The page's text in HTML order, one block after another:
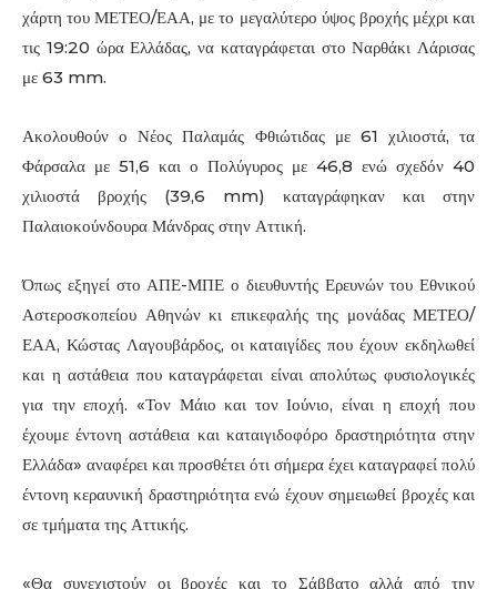
χάρτη του ΜΕΤΕΟ/ΕΑΑ, με το μεγαλύτερο ύψος βροχής μέχρι και
τις 19:20 ώρα Ελλάδας, να καταγράφεται στο Ναρθάκι Λάρισας
με 63 mm.
Ακολουθούν ο Νέος Παλαμάς Φθιώτιδας με 61 χιλιοστά, τα
Φάρσαλα με 51,6 και ο Πολύγυρος με 46,8 ενώ σχεδόν 40
χιλιοστά βροχής (39,6 mm) καταγράφηκαν και στην
Παλαιοκούνδουρα Μάνδρας στην Αττική.
Όπως εξηγεί στο ΑΠΕ-ΜΠΕ ο διευθυντής Ερευνών του Εθνικού
Αστεροσκοπείου Αθηνών κι επικεφαλής της μονάδας ΜΕΤΕΟ/
ΕΑΑ, Κώστας Λαγουβάρδος, οι καταιγίδες που έχουν εκδηλωθεί
και η αστάθεια που καταγράφεται είναι απολύτως φυσιολογικές
για την εποχή. «Τον Μάιο και τον Ιούνιο, είναι η εποχή που
έχουμε έντονη αστάθεια και καταιγιδοφόρο δραστηριότητα στην
Ελλάδα» αναφέρει και προσθέτει ότι σήμερα έχει καταγραφεί πολύ
έντονη κεραυνική δραστηριότητα ενώ έχουν σημειωθεί βροχές και
σε τμήματα της Αττικής.
«Θα συνεχιστούν οι βροχές και το Σάββατο αλλά από την